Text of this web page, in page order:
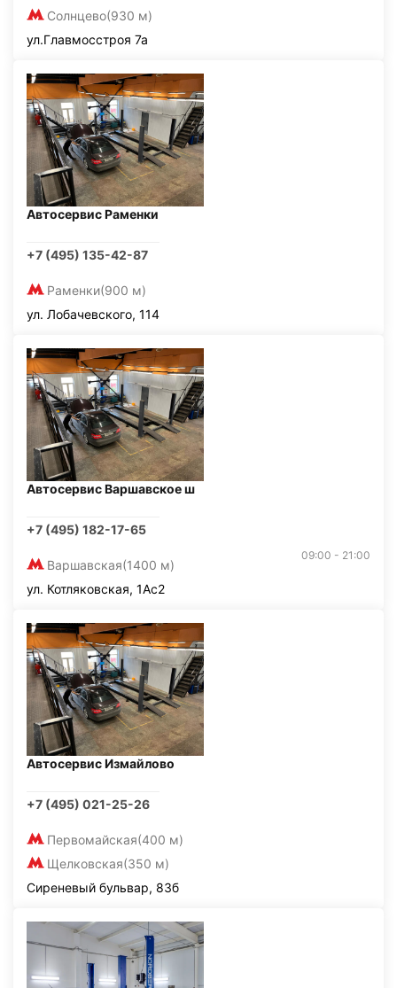
Солнцево(930 м)
ул.Главмосстроя 7а
Автосервис Раменки
+7 (495) 135-42-87
Раменки(900 м)
ул. Лобачевского, 114
Автосервис Варшавское ш
+7 (495) 182-17-65
Варшавская(1400 м)
09:00 - 21:00
ул. Котляковская, 1Ас2
Автосервис Измайлово
+7 (495) 021-25-26
Первомайская(400 м)
Щелковская(350 м)
Сиреневый бульвар, 83б